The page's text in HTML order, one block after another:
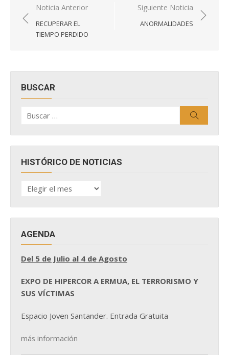
Navegación
de
entradas
Noticia Anterior
RECUPERAR EL
TIEMPO PERDIDO
Siguiente Noticia
ANORMALIDADES
BUSCAR
por:
HISTÓRICO DE NOTICIAS
HISTÓRICO
DE
AGENDA
Del 5 de Julio al 4 de Agosto
EXPO DE HIPERCOR A ERMUA, EL TERRORISMO Y
SUS VÍCTIMAS
Espacio Joven Santander. Entrada Gratuita
más información